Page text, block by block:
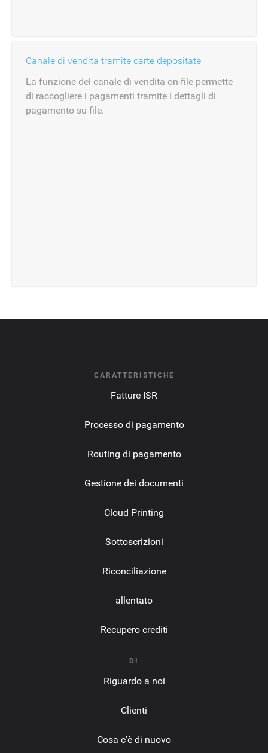
Canale di vendita tramite carte depositate
La funzione del canale di vendita on-file permette
di raccogliere i pagamenti tramite i dettagli di
pagamento su file.
CARATTERISTICHE
Fatture ISR
Processo di pagamento
Routing di pagamento
Gestione dei documenti
Cloud Printing
Sottoscrizioni
Riconciliazione
allentato
Recupero crediti
DI
Riguardo a noi
Clienti
Cosa c'è di nuovo